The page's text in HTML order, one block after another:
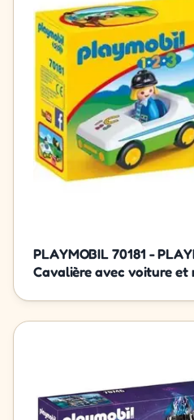
PLAYMOBIL 70181 -
Cavalière avec voiture et